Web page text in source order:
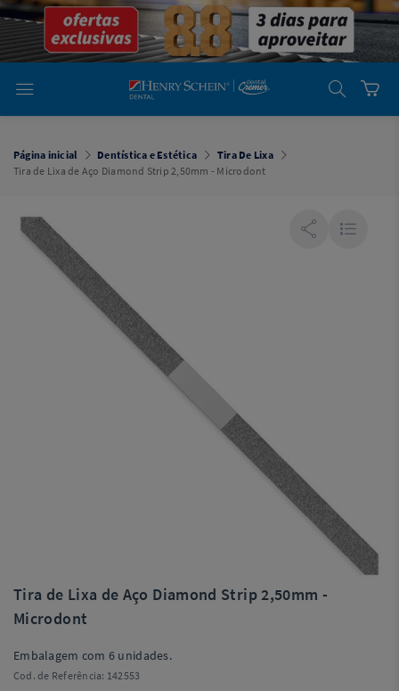
emDental
Cremer -
Henry Schein
Laboratório
Laboratório
Cremer -
Henry Schein
Você está
emDental
Cremer
Página inicial Dentística e Estética
Tira De Lixa
Tira de Lixa de Aço Diamond Strip 2,50mm - Microdont
Tira de Lixa de Aço Diamond Strip 2,50mm -
Microdont
Embalagem com 6 unidades.
Cod. de Referência: 142553